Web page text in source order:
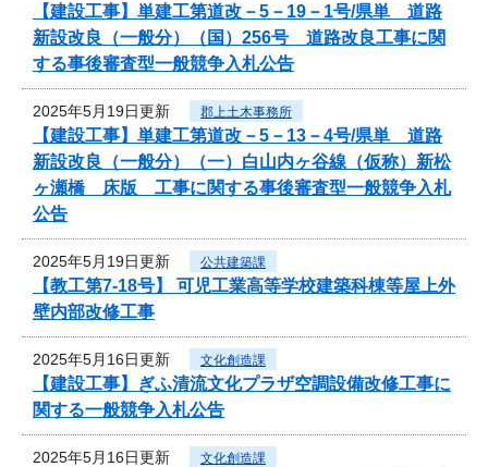
【建設工事】単建工第道改－5－19－1号/県単 道路
新設改良（一般分）（国）256号 道路改良工事に関
する事後審査型一般競争入札公告
2025年5月19日更新 郡上土木事務所
【建設工事】単建工第道改－5－13－4号/県単 道路
新設改良（一般分）（一）白山内ヶ谷線（仮称）新松
ヶ瀬橋 床版 工事に関する事後審査型一般競争入札
公告
2025年5月19日更新 公共建築課
【教工第7-18号】 可児工業高等学校建築科棟等屋上外
壁内部改修工事
2025年5月16日更新 文化創造課
【建設工事】ぎふ清流文化プラザ空調設備改修工事に
関する一般競争入札公告
2025年5月16日更新 文化創造課